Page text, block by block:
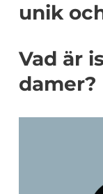
unik
Vad är
damer?